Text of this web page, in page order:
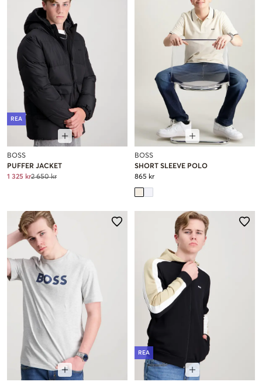
REA
BOSS
PUFFER JACKET
1 325 kr2 650 kr
BOSS
SHORT SLEEVE POLO
865 kr
REA